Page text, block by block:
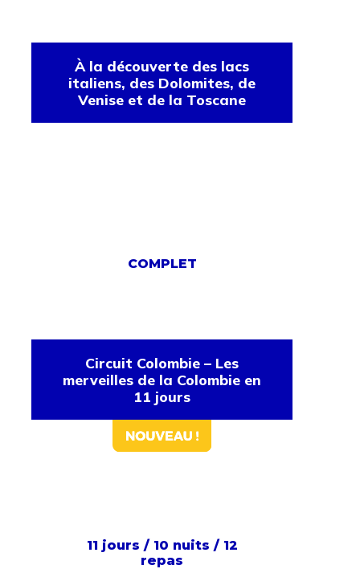
À la découverte des lacs
italiens, des Dolomites, de
Venise et de la Toscane
COMPLET
Circuit Colombie – Les
merveilles de la Colombie en
11 jours
11 jours / 10 nuits / 12
repas